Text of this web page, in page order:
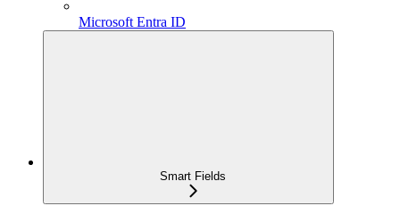
Microsoft Entra ID
Smart Fields